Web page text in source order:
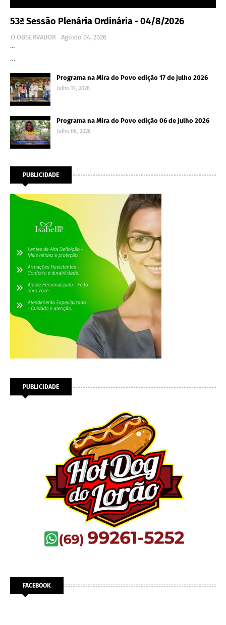
53ª Sessão Plenária Ordinária - 04/8/2026
O OBSERVADOR
Agosto 04, 2026
…
…
Programa na Mira do Povo edição 17 de julho 2026
Julho 17, 2026
Programa na Mira do Povo edição 06 de julho 2026
Julho 06, 2026
PUBLICIDADE
PUBLICIDADE
FACEBOOK